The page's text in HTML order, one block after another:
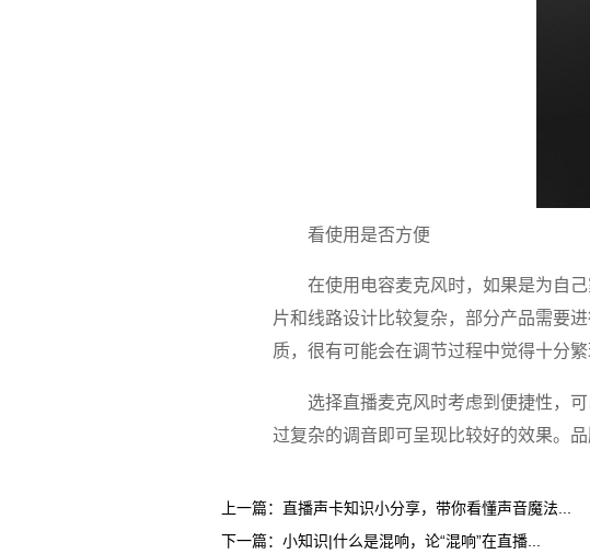
看使用是否方便
在使用电容麦克风‍时，如果是为自
片和线路设计比较复杂，部分产品需要
质，很有可能会在调节过程中觉得十分繁
选择直播麦克风时考虑到便捷性，
过复杂的调音即可呈现比较好的效果。
上一篇： 直播声卡知识小分享，带你看懂声音魔法...
下一篇： 小知识|什么是混响，论“混响”在直播...